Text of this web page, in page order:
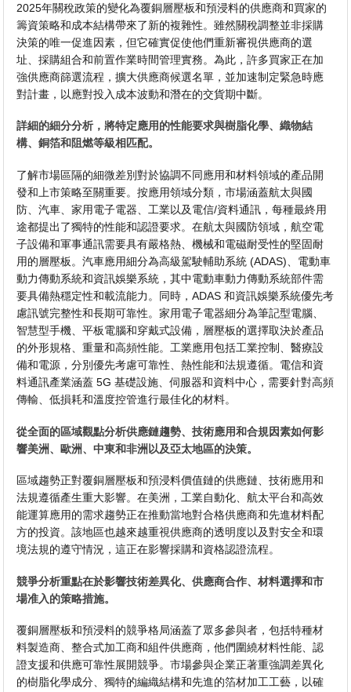
2025年關稅政策的變化為覆銅層壓板和預浸料的供應商和買家的
籌資策略和成本結構帶來了新的複雜性。雖然關稅調整並非採購
決策的唯一促進因素，但它確實促使他們重新審視供應商的選
址、採購組合和前置作業時間管理實務。為此，許多買家正在加
強供應商篩選流程，擴大供應商候選名單，並加速制定緊急時應
對計畫，以應對投入成本波動和潛在的交貨期中斷。
詳細的細分分析，將特定應用的性能要求與樹脂化學、織物結
構、銅箔和阻燃等級相匹配。
了解市場區隔的細微差別對於協調不同應用和材料領域的產品開
發和上市策略至關重要。按應用領域分類，市場涵蓋航太與國
防、汽車、家用電子電器、工業以及電信/資料通訊，每種最終用
途都提出了獨特的性能和認證要求。在航太與國防領域，航空電
子設備和軍事通訊需要具有嚴格熱、機械和電磁耐受性的堅固耐
用的層壓板。汽車應用細分為高級駕駛輔助系統 (ADAS)、電動車
動力傳動系統和資訊娛樂系統，其中電動車動力傳動系統部件需
要具備熱穩定性和載流能力。同時，ADAS 和資訊娛樂系統優先考
慮訊號完整性和長期可靠性。家用電子電器細分為筆記型電腦、
智慧型手機、平板電腦和穿戴式設備，層壓板的選擇取決於產品
的外形規格、重量和高頻性能。工業應用包括工業控制、醫療設
備和電源，分別優先考慮可靠性、熱性能和法規遵循。電信和資
料通訊產業涵蓋 5G 基礎設施、伺服器和資料中心，需要針對高頻
傳輸、低損耗和溫度控管進行最佳化的材料。
從全面的區域觀點分析供應鏈趨勢、技術應用和合規因素如何影
響美洲、歐洲、中東和非洲以及亞太地區的決策。
區域趨勢正對覆銅層壓板和預浸料價值鏈的供應鏈、技術應用和
法規遵循產生重大影響。在美洲，工業自動化、航太平台和高效
能運算應用的需求趨勢正在推動當地對合格供應商和先進材料配
方的投資。該地區也越來越重視供應商的透明度以及對安全和環
境法規的遵守情況，這正在影響採購和資格認證流程。
競爭分析重點在於影響技術差異化、供應商合作、材料選擇和市
場准入的策略措施。
覆銅層壓板和預浸料的競爭格局涵蓋了眾多參與者，包括特種材
料製造商、整合式加工商和組件供應商，他們圍繞材料性能、認
證支援和供應可靠性展開競爭。市場參與企業正著重強調差異化
的樹脂化學成分、獨特的編織結構和先進的箔材加工工藝，以確